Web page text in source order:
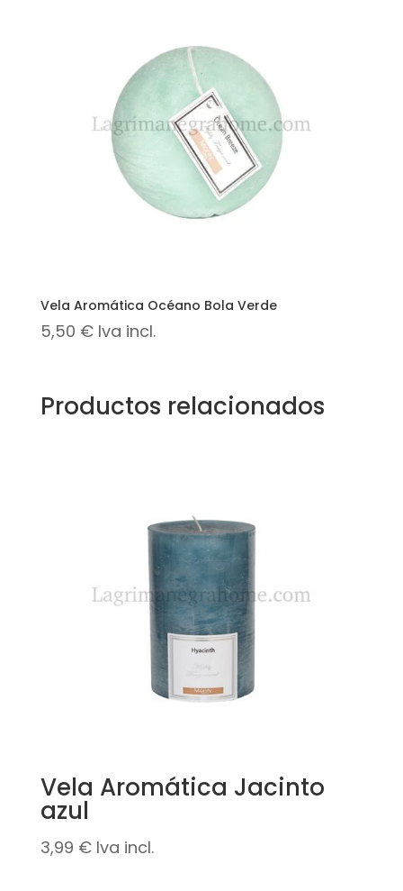
Vela Aromática Océano Bola Verde
5,50 € Iva incl.
Productos relacionados
Vela Aromática Jacinto
azul
3,99 € Iva incl.